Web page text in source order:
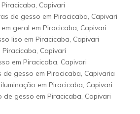
Capivari
de gesso em Piracicaba, Capivari
geral em Piracicaba, Capivari
liso em Piracicaba, Capivari
Capivari
em Piracicaba, Capivari
gesso em Piracicaba, Capivaria
em Piracicaba, Capivari
gesso em Piracicaba, Capivari